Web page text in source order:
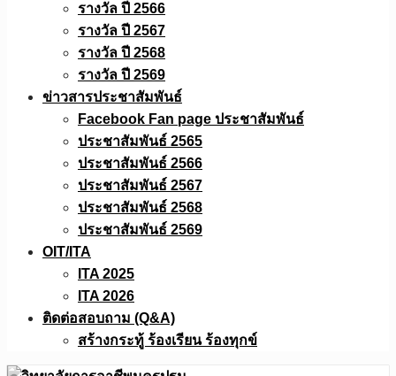
รางวัล ปี 2566
รางวัล ปี 2567
รางวัล ปี 2568
รางวัล ปี 2569
ข่าวสารประชาสัมพันธ์
Facebook Fan page ประชาสัมพันธ์
ประชาสัมพันธ์ 2565
ประชาสัมพันธ์ 2566
ประชาสัมพันธ์ 2567
ประชาสัมพันธ์ 2568
ประชาสัมพันธ์ 2569
OIT/ITA
ITA 2025
ITA 2026
ติดต่อสอบถาม (Q&A)
สร้างกระทู้ ร้องเรียน ร้องทุกข์